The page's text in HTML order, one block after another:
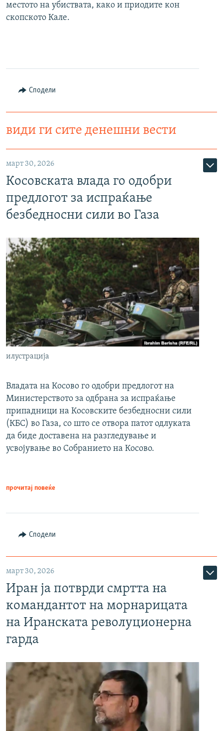
местото на убиствата, како и приодите кон
скопското Кале.
Сподели
види ги сите денешни вести
март 30, 2026
Косовската влада го одобри
предлогот за испраќање
безбедносни сили во Газа
илустрација
Владата на Косово го одобри предлогот на
Министерството за одбрана за испраќање
припадници на Косовските безбедносни сили
(КБС) во Газа, со што се отвора патот одлуката
да биде доставена на разгледување и
усвојување во Собранието на Косово.
прочитај повеќе
Сподели
март 30, 2026
Иран ја потврди смртта на
командантот на морнарицата
на Иранската револуционерна
гарда